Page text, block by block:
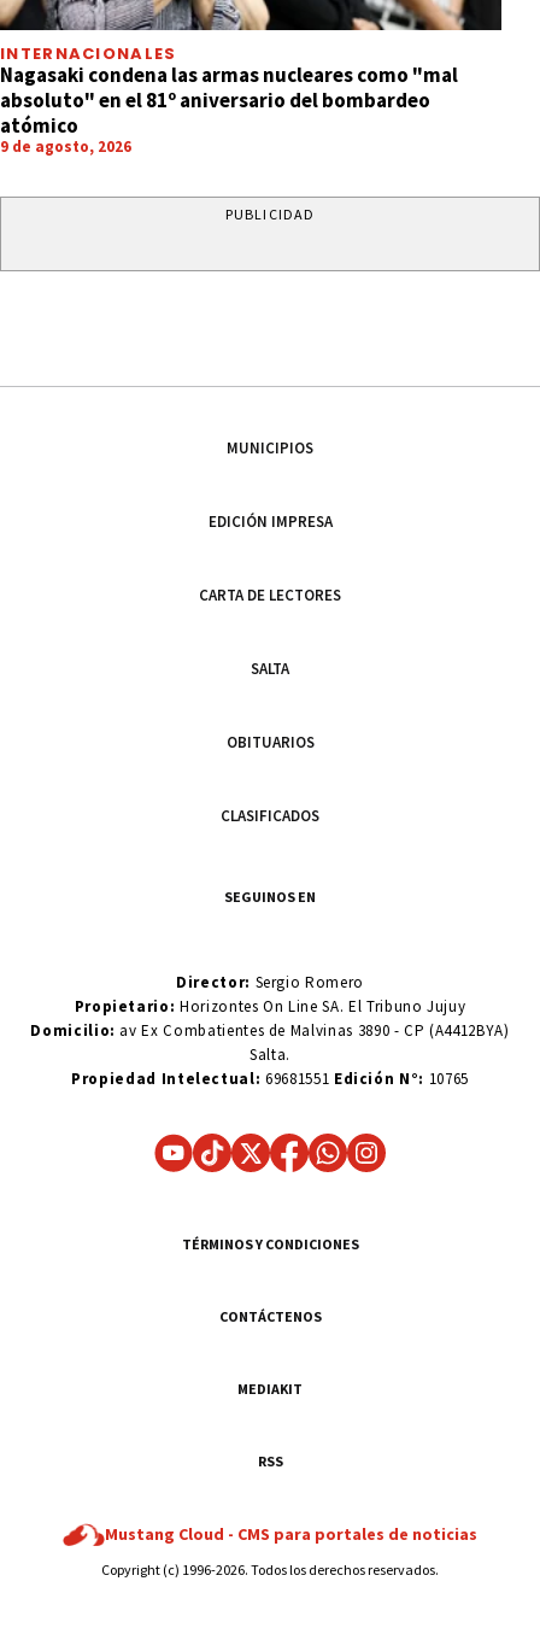
INTERNACIONALES
Nagasaki condena las armas nucleares como "mal
absoluto" en el 81º aniversario del bombardeo
atómico
9 de agosto, 2026
PUBLICIDAD
MUNICIPIOS
EDICIÓN IMPRESA
CARTA DE LECTORES
SALTA
OBITUARIOS
CLASIFICADOS
SEGUINOS EN
Director: Sergio Romero
Propietario:Horizontes On Line SA. El Tribuno Jujuy
Domicilio: av Ex Combatientes de Malvinas 3890 - CP (A4412BYA)
Salta.
Propiedad Intelectual: 69681551 Edición N°: 10765
TÉRMINOS Y CONDICIONES
CONTÁCTENOS
MEDIAKIT
RSS
Mustang Cloud - CMS para portales de noticias
Copyright (c) 1996-2026. Todos los derechos reservados.